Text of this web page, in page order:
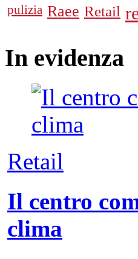
pulizia Raee Retail
In evidenza
Retail
Il centro
clima